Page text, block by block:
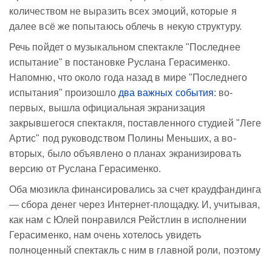
количеством не выразить всех эмоций, которые я
далее всё же попытаюсь облечь в некую структуру.
Речь пойдет о музыкальном спектакле "Последнее
испытание" в постановке Руслана Герасименко.
Напомню, что около года назад в мире "Последнего
испытания" произошло два важных события: во-
первых, вышла официальная экранизация
закрывшегося спектакля, поставленного студией "Леге
Артис" под руководством Полины Меньших, а во-
вторых, было объявлено о планах экранизировать
версию от Руслана Герасименко.
Оба мюзикла финансировались за счет краудфандинга
— сбора денег через Интернет-площадку. И, учитывая,
как нам с Юлей понравился Рейстлин в исполнении
Герасименко, нам очень хотелось увидеть
полноценный спектакль с ним в главной роли, поэтому